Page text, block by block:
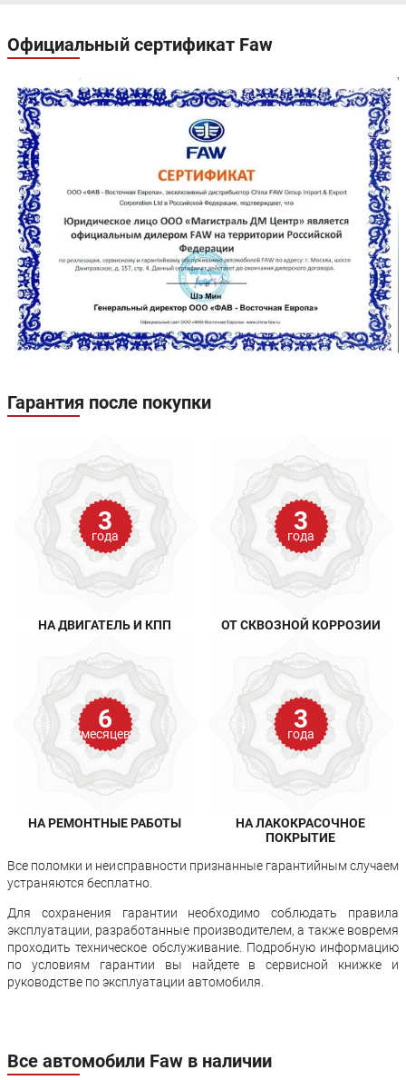
Официальный сертификат Faw
Гарантия после покупки
3
года
НА ДВИГАТЕЛЬ И КПП
3
года
ОТ СКВОЗНОЙ КОРРОЗИИ
6
месяцев
НА РЕМОНТНЫЕ РАБОТЫ
3
года
НА ЛАКОКРАСОЧНОЕ
ПОКРЫТИЕ
Все поломки и неисправности признанные гарантийным случаем
устраняются бесплатно.
Для сохранения гарантии необходимо соблюдать правила
эксплуатации, разработанные производителем, а также вовремя
проходить техническое обслуживание. Подробную информацию
по условиям гарантии вы найдете в сервисной книжке и
руководстве по эксплуатации автомобиля.
Все автомобили Faw в наличии